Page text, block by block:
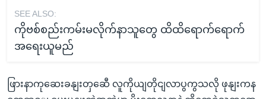
SEE ALSO:
ကိုဗစ်စည်းကမ်းမလိုက်နာသူတွေ ထိထိရောက်ရောက်
အရေးယူမည်
ဖြားနာကုဆေးခနျးတှဆေီ လူကိုယျတိုငျလာပွကွသလို ဖုနျးကန